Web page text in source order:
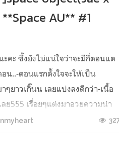
AU** #1
ะคะ ซึ้งยังไม่แน่ใจว่าจะมีกี่ตอนแต
น..-ตอนแรกตั้งใจจะให้เป็น
ๆยาวเกิ๊นน เลยแบ่งลงดีกว่า-เนื้อ
ลย555 เรื่อยๆแต่งมาอวยความน่า
ฉยๆปล.ขอบคุณทุกคนที่เข้ามาอ่าน
บบ <3 “โดอุน เมื่อคืนกูกลับมา